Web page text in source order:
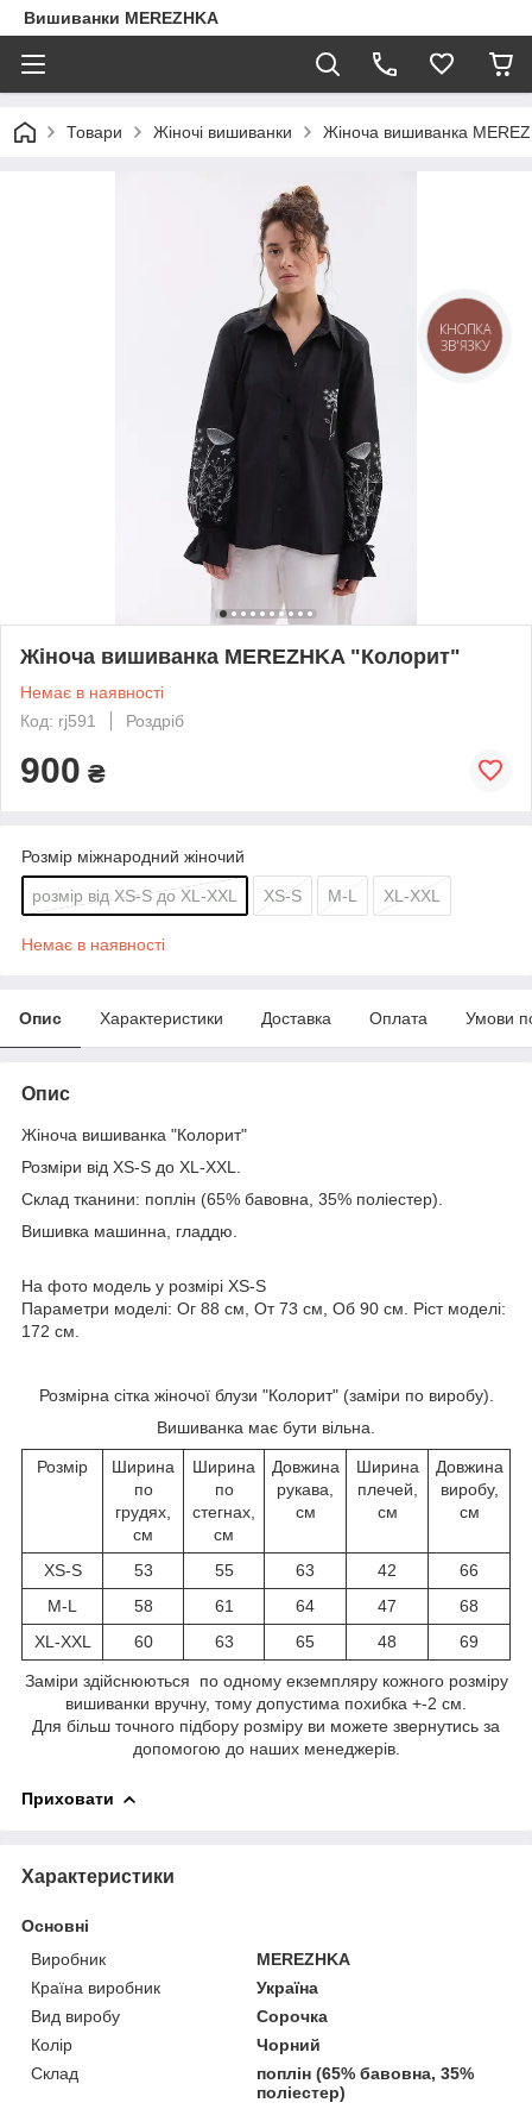
Вишиванки MEREZHKA
Товари Жіночі вишиванки Жіноча вишиванка
Жіноча вишиванка MEREZHKA "Колорит"
Немає в наявності
Код: rj591
Роздріб
900 ₴
Розмір міжнародний жіночий
розмір від XS-S до XL-XXL XS-S M-L XL-XXL
Немає в наявності
Опис Характеристики Доставка Оплата Умови
Опис
Жіноча вишиванка "Колорит"
Розміри від XS-S до XL-XXL.
Склад тканини: поплін (65% бавовна, 35% поліестер).
Вишивка машинна, гладдю.
На фото модель у розмірі XS-S
Параметри моделі: Ог 88 см, От 73 см, Об 90 см. Ріст моделі:
172 см.
Розмірна сітка жіночої блузи "Колорит" (заміри по виробу).
Вишиванка має бути вільна.
Розмір
Ширина
по
грудях,
см
Ширина
по
стегнах,
см
Довжина
рукава,
см
Ширина
плечей,
см
Довжина
виробу,
см
XS-S 53 55 63 42
66
M-L
58 61 64 47
68
XL-XXL
60 63 65 48 69
Заміри здійснюються по одному екземпляру кожного розміру
вишиванки вручну, тому допустима похибка +-2 см.
Для більш точного підбору розміру ви можете звернутись за
допомогою до наших менеджерів.
Приховати
Характеристики
Основні
Виробник
MEREZHKA
Країна виробник
Україна
Вид виробу
Сорочка
Колір
Чорний
Склад
поплін (65% бавовна, 35%
поліестер)
КНОПКА
ЗВ'ЯЗКУ